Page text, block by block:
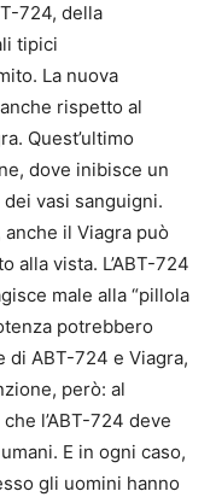
724, della
tipici
La nuova
rispetto al
Quest’ultimo
dove inibisce un
vasi sanguigni.
il Viagra può
alla vista. L’ABT-724
male alla “pillola
potrebbero
di ABT-724 e Viagra,
però: al
l’ABT-724 deve
E in ogni caso,
gli uomini hanno